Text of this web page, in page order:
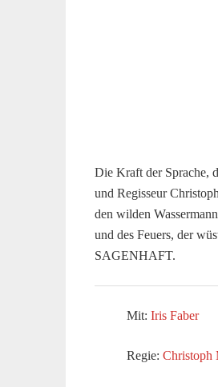
Die Kraft der Sprache,
und Regisseur
den wilden
und des Feuers, der
SAGENHAFT.
Mit: Iris Faber
Regie: Christoph